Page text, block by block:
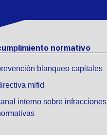
normativo
blanqueo capitales
mifid
interno sobre infracciones